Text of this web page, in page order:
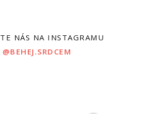
NÁS NA INSTAGRAMU
@BEHEJ.SRDCEM